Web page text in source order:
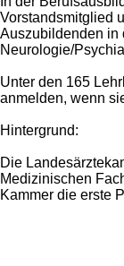
Vorstandsmitglied
Auszubildenden in
Neurologie/
Unter den 165
anmelden, wenn
Hintergrund:
Die
Medizinischen
Kammer die erste